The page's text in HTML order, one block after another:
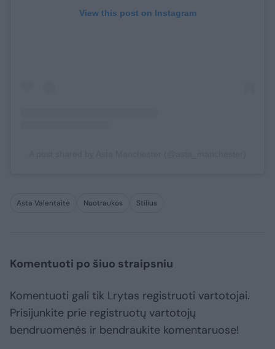
View this post on Instagram
Asta Valentaitė Nuotraukos Stilius
Komentuoti po šiuo straipsniu
Komentuoti gali tik Lrytas registruoti vartotojai.
Prisijunkite prie registruotų vartotojų
bendruomenės ir bendraukite komentaruose!